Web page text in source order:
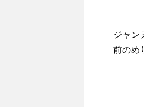
ジャン
前のめ